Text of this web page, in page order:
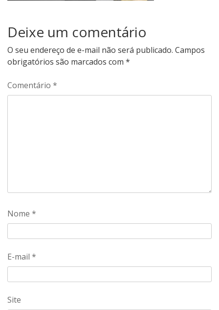
Deixe um comentário
O seu endereço de e-mail não será publicado. Campos
obrigatórios são marcados com *
Comentário *
Nome *
E-mail *
Site